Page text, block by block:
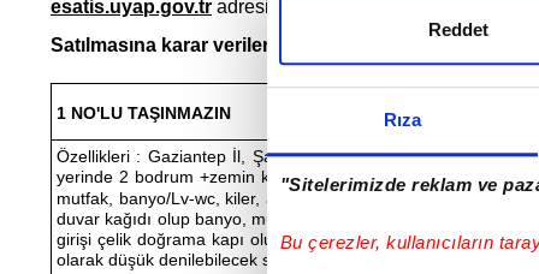
Rıza
"Sitelerimizde reklam ve
Bu çerezler, kullanıcıların
Reddet
esatis.uyap.gov.tr adresi üzerinden
Satılmasına karar verilen taşınmazın cinsi, mahiyeti,
1 NO'LU TAŞINMAZIN
Özellikleri : Gaziantep İl, Şahinbey İlçe, GÜNEYKENT
yerinde 2 bodrum +zemin kat+7 normal kat konumludur.
mutfak, banyo/Lv-wc, kiler, antre ve balkon bölümlüdür.
duvar kağıdı olup banyo, mutfak ve lv-wc, komple seramiktir,
girişi çelik doğrama kapı olup, mesken içerisindeki kapılar
olarak düşük denilebilecek seviyede işçilik ve malzeme